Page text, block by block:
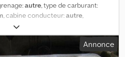
autre, type de carburant:
, cabine conducteur:autre,
Type de superstructure :
Ai Toa OCCASION. N° : PH-
3724. LES INFORMATIONSAnnonce